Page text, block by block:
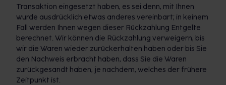
Transaktion eingesetzt haben, es sei denn, mit Ihnen
wurde ausdrücklich etwas anderes vereinbart; in keinem
Fall werden Ihnen wegen dieser Rückzahlung Entgelte
berechnet. Wir können die Rückzahlung verweigern, bis
wir die Waren wieder zurückerhalten haben oder bis Sie
den Nachweis erbracht haben, dass Sie die Waren
zurückgesandt haben, je nachdem, welches der frühere
Zeitpunkt ist.